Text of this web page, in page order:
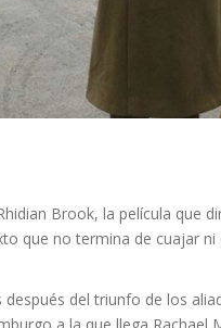
Brook, la película que
que no termina de cuajar
del triunfo de los